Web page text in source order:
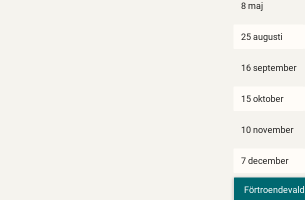
8 maj
25 augusti
16 september
15 oktober
10 november
7 december